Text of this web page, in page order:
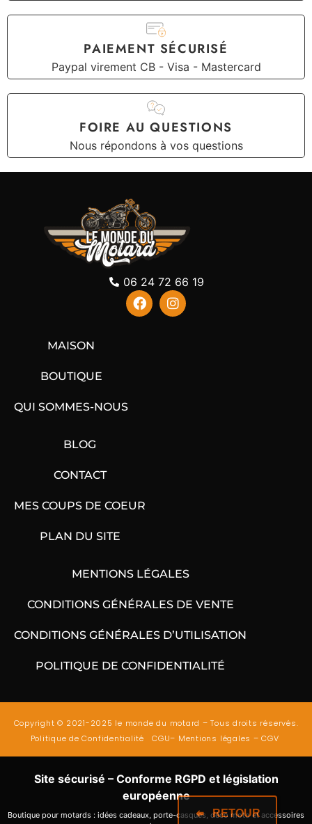
PAIEMENT SÉCURISÉ
Paypal virement CB - Visa - Mastercard
FOIRE AU QUESTIONS
Nous répondons à vos questions
06 24 72 66 19
MAISON
BOUTIQUE
QUI SOMMES-NOUS
BLOG
CONTACT
MES COUPS DE COEUR
PLAN DU SITE
MENTIONS LÉGALES
CONDITIONS GÉNÉRALES DE VENTE
CONDITIONS GÉNÉRALES D’UTILISATION
POLITIQUE DE CONFIDENTIALITÉ
Copyright © 2021-2025 le monde du motard – Tous droits réservés.
Politique de Confidentialité
CGU– Mentions légales –CGV
Site sécurisé – Conforme RGPD et législation
européenne
Boutique pour motards : idées cadeaux, porte-casques, déco moto et accessoires
RETOUR